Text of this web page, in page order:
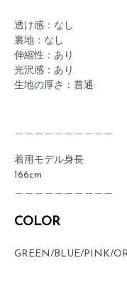
透け感：なし
裏地：なし
伸縮性：あり
光沢感：あり
生地の厚さ：普通
着用モデル身長
166cm
COLOR
GREEN/BLUE/PINK/